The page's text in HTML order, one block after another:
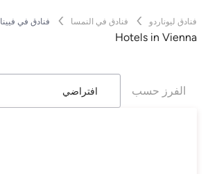
فنادق ليوناردو فنادق في النمسا فنادق في فيينا
Hotels in Vienna
الفرز حسب